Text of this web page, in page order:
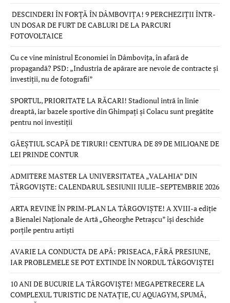
DESCINDERI ÎN FORȚĂ ÎN DÂMBOVIȚA! 9 PERCHEZIȚII ÎNTR-
UN DOSAR DE FURT DE CABLURI DE LA PARCURI
FOTOVOLTAICE
Cu ce vine ministrul Economiei în Dâmbovița, în afară de
propagandă? PSD: „Industria de apărare are nevoie de contracte și
investiții, nu de fotografii”
SPORTUL, PRIORITATE LA RĂCARI! Stadionul intră în linie
dreaptă, iar bazele sportive din Ghimpați și Colacu sunt pregătite
pentru noi investiții
GĂEȘTIUL SCAPĂ DE TIRURI! CENTURA DE 89 DE MILIOANE DE
LEI PRINDE CONTUR
ADMITERE MASTER LA UNIVERSITATEA „VALAHIA” DIN
TÂRGOVIȘTE: CALENDARUL SESIUNII IULIE–SEPTEMBRIE 2026
ARTA REVINE ÎN PRIM-PLAN LA TÂRGOVIȘTE! A XVIII-a ediție
a Bienalei Naționale de Artă „Gheorghe Petrașcu” își deschide
porțile pentru artiști
AVARIE LA CONDUCTA DE APĂ: PRISEACA, FĂRĂ PRESIUNE,
IAR PROBLEMELE SE POT EXTINDE ÎN NORDUL TÂRGOVIȘTEI
10 ANI DE BUCURIE LA TÂRGOVIȘTE! MEGAPETRECERE LA
COMPLEXUL TURISTIC DE NATAȚIE, CU AQUAGYM, SPUMĂ,